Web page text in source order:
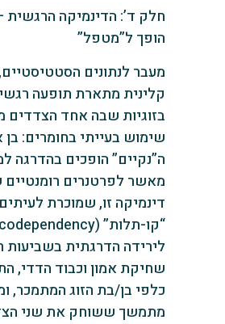
חלק ד’: הדינמיקה הרגשית
הופך ל”מטפל”
מעבר לנתונים
קלינית מתארת תופעה
בזוגיות שבה אחד הצדדים
שימוש בעייתי בחומרים: בן
ה”נקיים” הופכים בהדרגה
מאשר לפרטנרים רומנטיים
דינמיקה זו, שמוכרת
לירידה הדרגתית בשביעות
שחיקת אמון וכבוד הדדי,
כלפי בן/בת הזוג המתמכר,
מתמשך ששוחק את שני